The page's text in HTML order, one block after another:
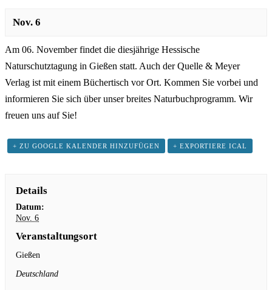
Nov. 6
Am 06. November findet die diesjährige Hessische
Naturschutztagung in Gießen statt. Auch der Quelle & Meyer
Verlag ist mit einem Büchertisch vor Ort. Kommen Sie vorbei und
informieren Sie sich über unser breites Naturbuchprogramm. Wir
freuen uns auf Sie!
+ ZU GOOGLE KALENDER HINZUFÜGEN + EXPORTIERE ICAL
Details
Datum:
Nov. 6
Veranstaltungsort
Gießen
Deutschland